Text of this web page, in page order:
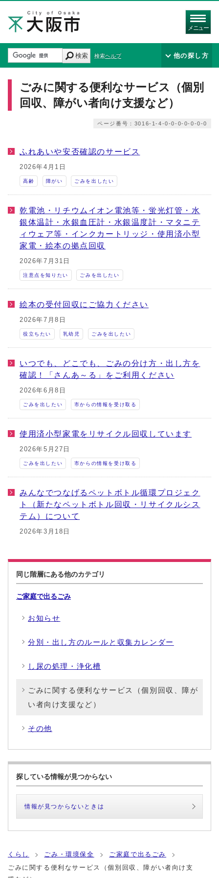
メニュー
検索 検索ヘルプ 他の探し方
ごみに関する便利なサービス（個別
回収、障がい者向け支援など）
ページ番号：3016-1-4-0-0-0-0-0-0-0
ふれあいや安否確認のサービス
2026年4月1日
高齢 障がい ごみを出したい
乾電池・リチウムイオン電池等・蛍光灯管・水
銀体温計・水銀血圧計・水銀温度計・マタニテ
ィウェア等・インクカートリッジ・使用済小型
家電・絵本の拠点回収
2026年7月31日
注意点を知りたい ごみを出したい
絵本の受付回収にご協力ください
2026年7月8日
役立ちたい 乳幼児 ごみを出したい
いつでも、どこでも、ごみの分け方・出し方を
確認！「さんあ～る」をご利用ください
2026年6月8日
ごみを出したい 市からの情報を受け取る
使用済小型家電をリサイクル回収しています
2026年5月27日
ごみを出したい 市からの情報を受け取る
みんなでつなげるペットボトル循環プロジェク
ト（新たなペットボトル回収・リサイクルシス
テム）について
2026年3月18日
同じ階層にある他のカテゴリ
ご家庭で出るごみ
お知らせ
分別・出し方のルールと収集カレンダー
し尿の処理・浄化槽
ごみに関する便利なサービス（個別回収、障が
い者向け支援など）
その他
探している情報が見つからない
情報が見つからないときは
くらし ごみ・環境保全
ご家庭で出るごみ
ごみに関する便利なサービス（個別回収、障がい者向け支